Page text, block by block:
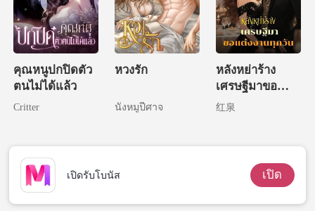
คุณหนูปกปิดตัว
ตนไม่ได้แล้ว
Critter
หวงรัก
นังหมูปีศาจ
หลังหย่าร้าง
เศรษฐีมาขอ
แต่งงานทุกวัน
红泉
เปิดรับโบนัส เปิด